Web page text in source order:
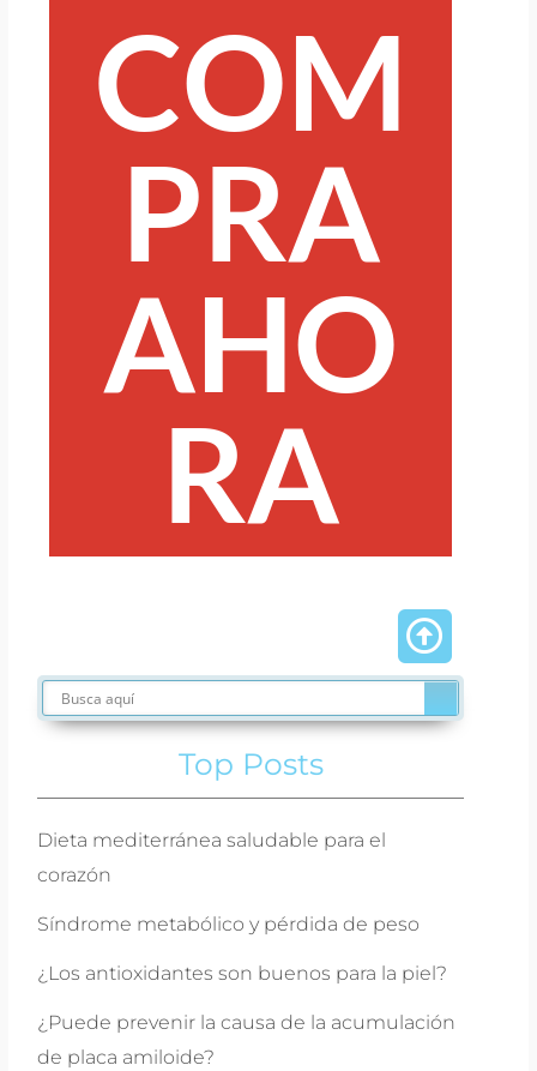
COM
PRA
AHO
RA
Top Posts
Dieta mediterránea saludable para el
corazón
Síndrome metabólico y pérdida de peso
¿Los antioxidantes son buenos para la piel?
¿Puede prevenir la causa de la acumulación
de placa amiloide?